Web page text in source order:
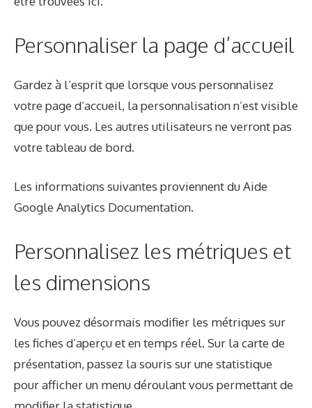
Personnaliser la page d’accueil
Gardez à l’esprit que lorsque vous personnalisez
votre page d’accueil, la personnalisation n’est visible
que pour vous. Les autres utilisateurs ne verront pas
votre tableau de bord.
Les informations suivantes proviennent duAide
Google Analytics Documentation.
Personnalisez les métriques et
les dimensions
Vous pouvez désormais modifier les métriques sur
les fiches d’aperçu et en temps réel. Sur la carte de
présentation, passez la souris sur une statistique
pour afficher un menu déroulant vous permettant de